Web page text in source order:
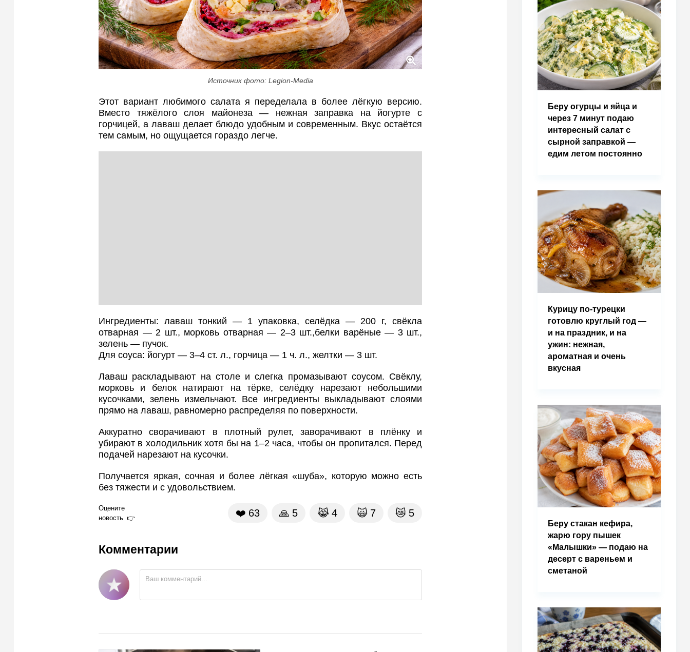
Источник фото: Legion-Media
Этот вариант любимого салата я переделала в более лёгкую версию.
Вместо тяжёлого слоя майонеза — нежная заправка на йогурте с
горчицей, а лаваш делает блюдо удобным и современным. Вкус остаётся
тем самым, но ощущается гораздо легче.
Ингредиенты: лаваш тонкий — 1 упаковка, селёдка — 200 г, свёкла
отварная — 2 шт., морковь отварная — 2–3 шт.,белки варёные — 3 шт.,
зелень — пучок.
Для соуса: йогурт — 3–4 ст. л., горчица — 1 ч. л., желтки — 3 шт.
Лаваш раскладывают на столе и слегка промазывают соусом. Свёклу,
морковь и белок натирают на тёрке, селёдку нарезают небольшими
кусочками, зелень измельчают. Все ингредиенты выкладывают слоями
прямо на лаваш, равномерно распределяя по поверхности.
Аккуратно сворачивают в плотный рулет, заворачивают в плёнку и
убирают в холодильник хотя бы на 1–2 часа, чтобы он пропитался. Перед
подачей нарезают на кусочки.
Получается яркая, сочная и более лёгкая «шуба», которую можно есть
без тяжести и с удовольствием.
Оцените
новость
❤️ 63 🙏 5 😹 4 🙀 7 😿 5
Комментарии
Беру огурцы и яйца и
через 7 минут подаю
интересный салат с
сырной заправкой —
едим летом постоянно
Курицу по-турецки
готовлю круглый год —
и на праздник, и на
ужин: нежная,
ароматная и очень
вкусная
Беру стакан кефира,
жарю гору пышек
«Малышки» — подаю на
десерт с вареньем и
сметаной